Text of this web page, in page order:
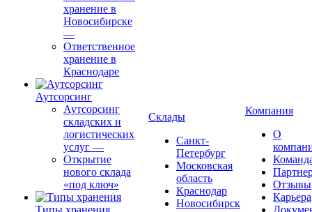
хранение в
Новосибирске
—
Ответственное
хранение в
Краснодаре
Аутсорсинг
Аутсорсинг
складских и
логистических
услуг —
Открытие
нового склада
«под ключ»
Типы хранения
Склады
Санкт-
Петербург
Московская
область
Краснодар
Новосибирск
Компания
О
Отзывы
Карьера